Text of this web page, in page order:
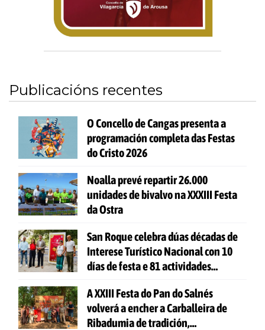
Publicacións recentes
O Concello de Cangas presenta a
programación completa das Festas
do Cristo 2026
Noalla prevé repartir 26.000
unidades de bivalvo na XXXIII Festa
da Ostra
San Roque celebra dúas décadas de
Interese Turístico Nacional con 10
días de festa e 81 actividades
A XXIII Festa do Pan do Salnés
volverá a encher a Carballeira de
Ribadumia de tradición,